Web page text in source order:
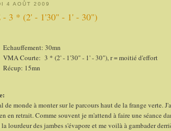
4 AOÛT 2009
3 * (2' - 1'30" - 1' - 30")
Echauffement: 30mn
VMA Courte: 3 * (2' - 1'30" - 1' - 30"), r = moitié d'effort
Récup: 15mn
de monde à monter sur le parcours haut de la frange verte.
en retrait. Comme souvent je m'attend à faire une séance
lourdeur des jambes s'évapore et me voilà à gambader